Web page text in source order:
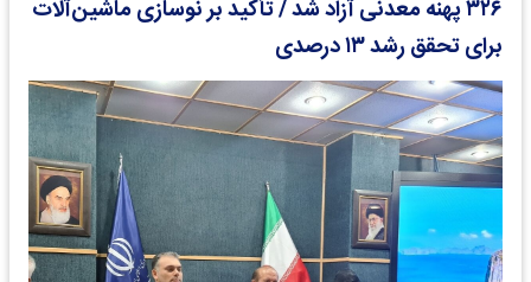
۳۲۶ پهنه معدنی آزاد شد / تأکید بر نوسازی ماشین‌آلات
برای تحقق رشد ۱۳ درصدی